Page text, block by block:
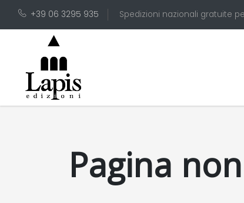
+39 06 3295 935 Spedizioni nazionali gratuite
Pagina